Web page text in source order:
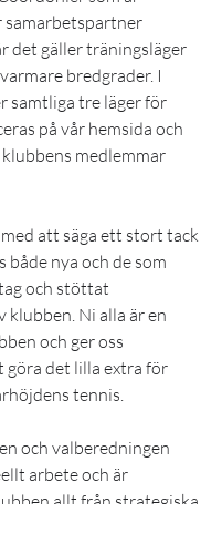
samarbetspartner
det gäller träningsläger
bredgrader. I
samtliga tre läger för
på vår hemsida och
medlemmar
att säga ett stort tack
nya och de som
och stöttat
klubben. Ni alla är en
och ger oss
göra det lilla extra för
tennis.
och valberedningen
arbete och är
allt från strategiska